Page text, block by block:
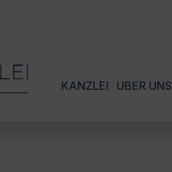
KANZLEI ÜBER UNS